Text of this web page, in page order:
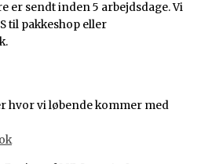
er sendt inden 5 arbejdsdage. Vi
til pakkeshop eller
hvor vi løbende kommer med